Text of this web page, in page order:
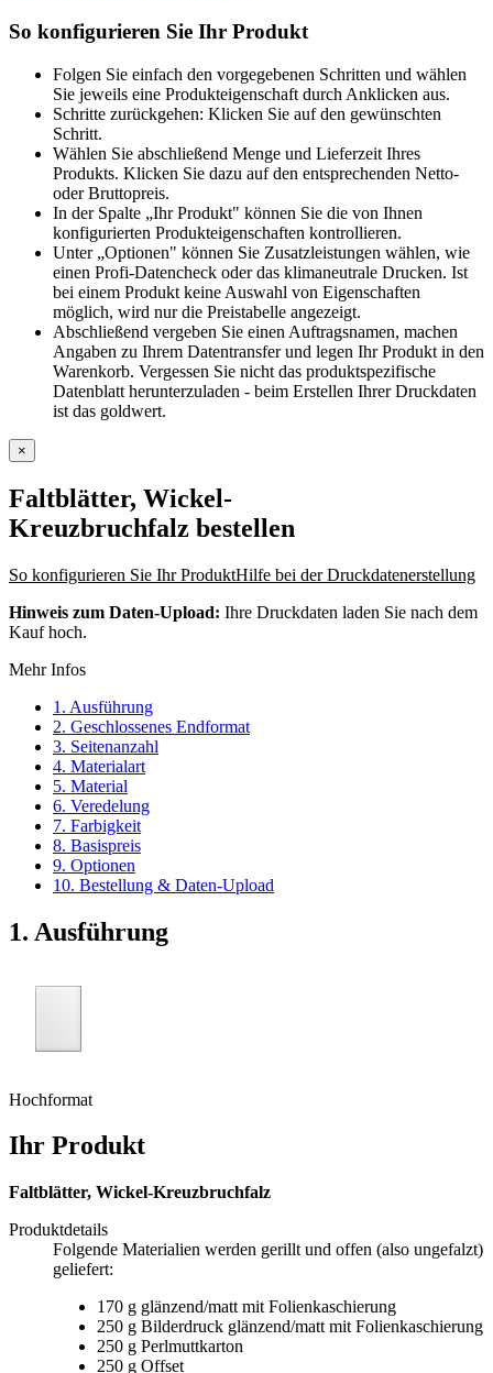
So konfigurieren Sie Ihr Produkt
Folgen Sie einfach den vorgegebenen Schritten und wählen
Sie jeweils eine Produkteigenschaft durch Anklicken aus.
Schritte zurückgehen: Klicken Sie auf den gewünschten
Schritt.
Wählen Sie abschließend Menge und Lieferzeit Ihres
Produkts. Klicken Sie dazu auf den entsprechenden Netto-
oder Bruttopreis.
In der Spalte „Ihr Produkt" können Sie die von Ihnen
konfigurierten Produkteigenschaften kontrollieren.
Unter „Optionen" können Sie Zusatzleistungen wählen, wie
einen Profi-Datencheck oder das klimaneutrale Drucken. Ist
bei einem Produkt keine Auswahl von Eigenschaften
möglich, wird nur die Preistabelle angezeigt.
Abschließend vergeben Sie einen Auftragsnamen, machen
Angaben zu Ihrem Datentransfer und legen Ihr Produkt in den
Warenkorb. Vergessen Sie nicht das produktspezifische
Datenblatt herunterzuladen - beim Erstellen Ihrer Druckdaten
ist das goldwert.
×
Faltblätter, Wickel-
Kreuzbruchfalz bestellen
So konfigurieren Sie Ihr ProduktHilfe bei der Druckdatenerstellung
Hinweis zum Daten-Upload: Ihre Druckdaten laden Sie nach dem
Kauf hoch.
Mehr Infos
1. Ausführung
2. Geschlossenes Endformat
3. Seitenanzahl
4. Materialart
5. Material
6. Veredelung
7. Farbigkeit
8. Basispreis
9. Optionen
10. Bestellung & Daten-Upload
1. Ausführung
Hochformat
Ihr Produkt
Faltblätter, Wickel-Kreuzbruchfalz
Produktdetails
Folgende Materialien werden gerillt und offen (also ungefalzt)
geliefert:
170 g glänzend/matt mit Folienkaschierung
250 g Bilderdruck glänzend/matt mit Folienkaschierung
250 g Perlmuttkarton
250 g Offset